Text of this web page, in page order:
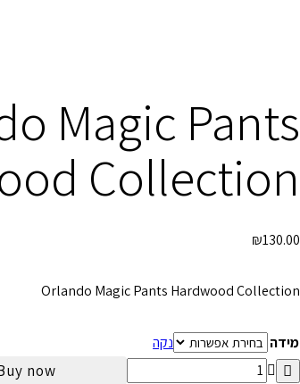
Magic Pants
Collection
₪130.00
Orlando Magic Pants Hardwood Collection
מידה
נקה
כמות
now